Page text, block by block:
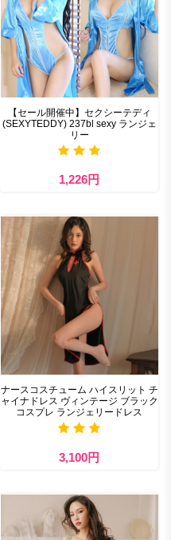
【セール開催中】セクシーテディ
(SEXYTEDDY) 237bl sexy ランジェ
リー
1,226円
ナースコスチューム ハイスリット チ
ャイナドレス ヴィンテージ ブラック
コスプレ ランジェリードレス
3,100円